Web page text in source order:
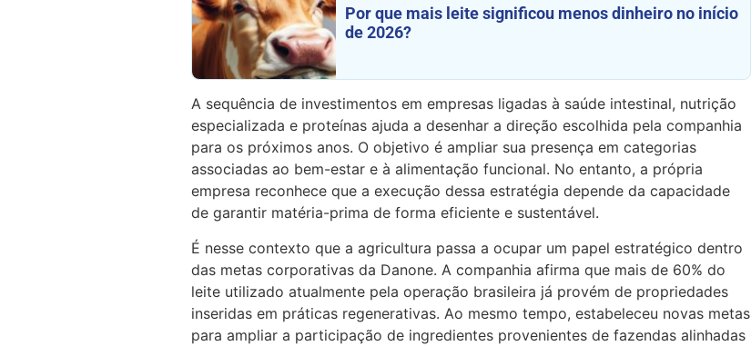
Por que mais leite significou menos dinheiro no início
de 2026?
A sequência de investimentos em empresas ligadas à saúde intestinal, nutrição
especializada e proteínas ajuda a desenhar a direção escolhida pela companhia
para os próximos anos. O objetivo é ampliar sua presença em categorias
associadas ao bem-estar e à alimentação funcional. No entanto, a própria
empresa reconhece que a execução dessa estratégia depende da capacidade
de garantir matéria-prima de forma eficiente e sustentável.
É nesse contexto que a agricultura passa a ocupar um papel estratégico dentro
das metas corporativas da Danone. A companhia afirma que mais de 60% do
leite utilizado atualmente pela operação brasileira já provém de propriedades
inseridas em práticas regenerativas. Ao mesmo tempo, estabeleceu novas metas
para ampliar a participação de ingredientes provenientes de fazendas alinhadas